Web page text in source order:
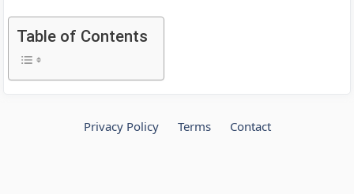
Table of Contents
Privacy Policy Terms Contact